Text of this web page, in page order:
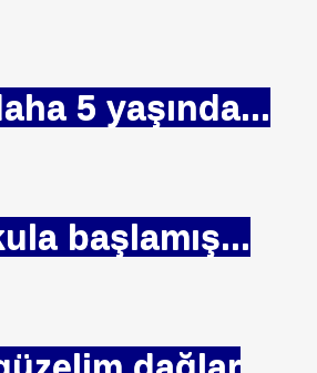
5 yaşında...
başlamış...